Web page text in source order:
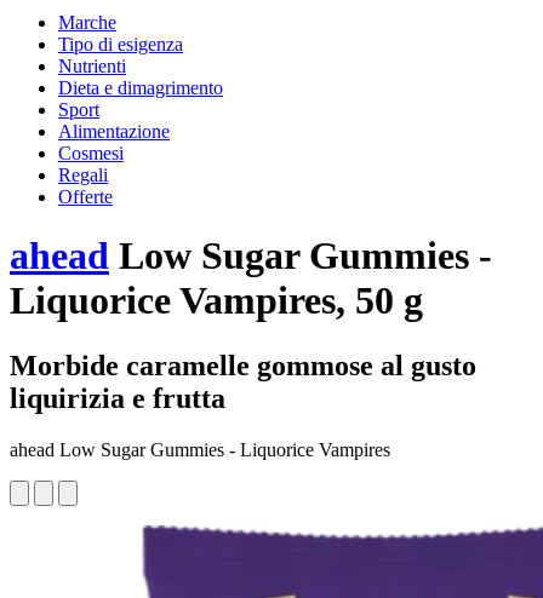
Marche
Tipo di esigenza
Nutrienti
Dieta e dimagrimento
Sport
Alimentazione
Cosmesi
Regali
Offerte
ahead Low Sugar Gummies -
Liquorice Vampires, 50 g
Morbide caramelle gommose al gusto
liquirizia e frutta
ahead Low Sugar Gummies - Liquorice Vampires